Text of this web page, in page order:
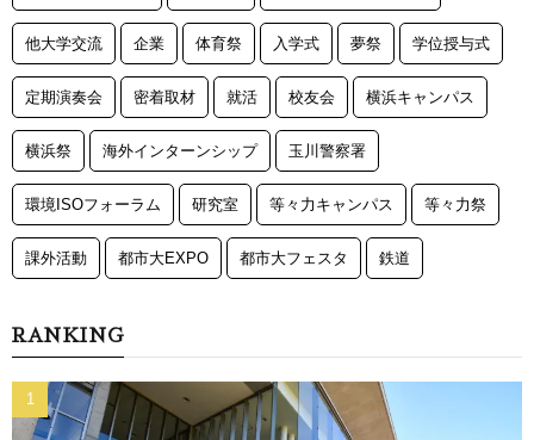
他大学交流 企業 体育祭 入学式 夢祭 学位授与式
定期演奏会 密着取材 就活 校友会 横浜キャンパス
横浜祭 海外インターンシップ 玉川警察署
環境ISOフォーラム 研究室 等々力キャンパス 等々力祭
課外活動 都市大EXPO 都市大フェスタ 鉄道
RANKING